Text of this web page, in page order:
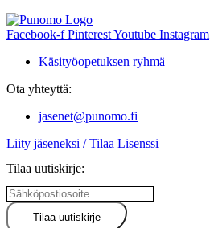
Facebook-f PinterestYoutube Instagram
Käsityöopetuksen ryhmä
Ota yhteyttä:
jasenet@punomo.fi
Liity jäseneksi / Tilaa Lisenssi
Tilaa uutiskirje: